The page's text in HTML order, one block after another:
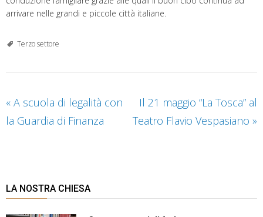
arrivare nelle grandi e piccole città italiane.
Terzo settore
« A scuola di legalità con
la Guardia di Finanza
Il 21 maggio “La Tosca” al
Teatro Flavio Vespasiano »
LA NOSTRA CHIESA